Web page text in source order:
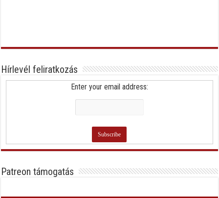
Hírlevél feliratkozás
Enter your email address:
Patreon támogatás